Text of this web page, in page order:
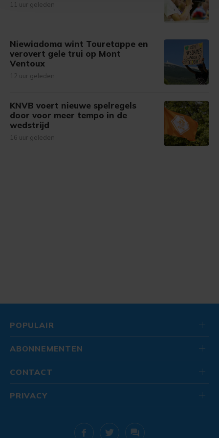
bezoek makkelijker en persoonlijker. Op
onze cookiepagina kun je ons cookiebeleid bekijken en je
11 uur geleden
Niewiadoma wint Touretappe en
verovert gele trui op Mont
Ventoux
12 uur geleden
KNVB voert nieuwe spelregels
door voor meer tempo in de
wedstrijd
16 uur geleden
POPULAIR
ABONNEMENTEN
CONTACT
PRIVACY